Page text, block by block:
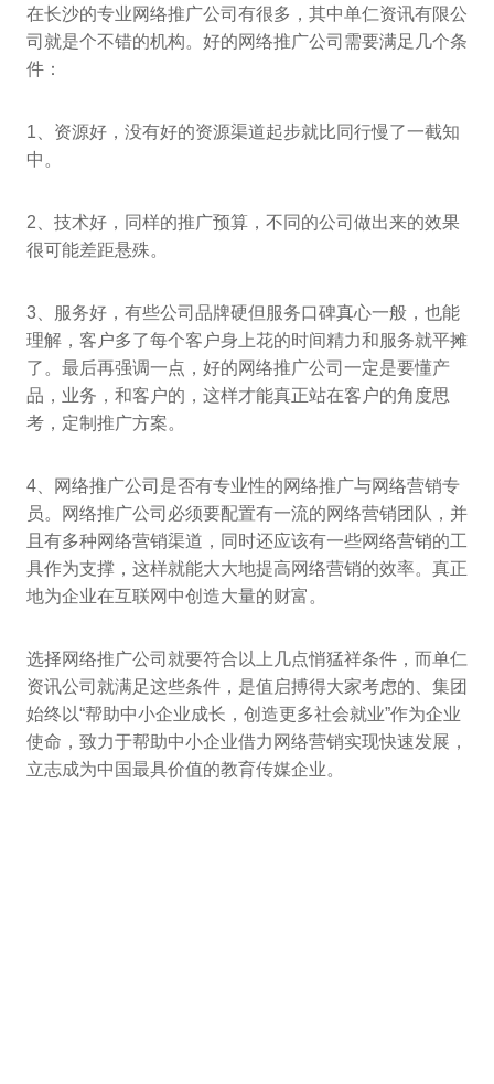
在长沙的专业网络推广公司有很多，其中单仁资讯有限公
司就是个不错的机构。好的网络推广公司需要满足几个条
件：
1、资源好，没有好的资源渠道起步就比同行慢了一截知
中。
2、技术好，同样的推广预算，不同的公司做出来的效果
很可能差距悬殊。
3、服务好，有些公司品牌硬但服务口碑真心一般，也能
理解，客户多了每个客户身上花的时间精力和服务就平摊
了。最后再强调一点，好的网络推广公司一定是要懂产
品，业务，和客户的，这样才能真正站在客户的角度思
考，定制推广方案。
4、网络推广公司是否有专业性的网络推广与网络营销专
员。网络推广公司必须要配置有一流的网络营销团队，并
且有多种网络营销渠道，同时还应该有一些网络营销的工
具作为支撑，这样就能大大地提高网络营销的效率。真正
地为企业在互联网中创造大量的财富。
选择网络推广公司就要符合以上几点悄猛祥条件，而单仁
资讯公司就满足这些条件，是值启搏得大家考虑的、集团
始终以“帮助中小企业成长，创造更多社会就业”作为企业
使命，致力于帮助中小企业借力网络营销实现快速发展，
立志成为中国最具价值的教育传媒企业。